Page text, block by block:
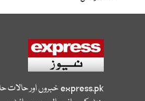
express.pkخبروں اور